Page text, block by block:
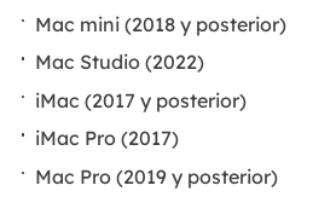
Mac mini (2018 y posterior)
Mac Studio (2022)
iMac (2017 y posterior)
iMac Pro (2017)
Mac Pro (2019 y posterior)